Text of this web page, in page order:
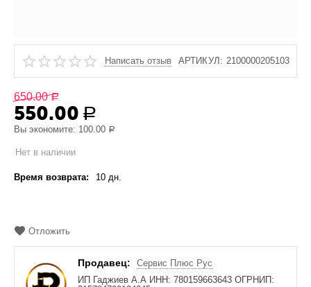
Написать отзыв АРТИКУЛ: 2100000205103
650.00 Р
550.00 Р
Вы экономите: 100.00 Р
Нет в наличии
Время возврата: 10 дн.
Отложить
Продавец:
Сервис Плюс Рус
ИП Гаджиев А.А ИНН: 780159663643 ОГРНИП: